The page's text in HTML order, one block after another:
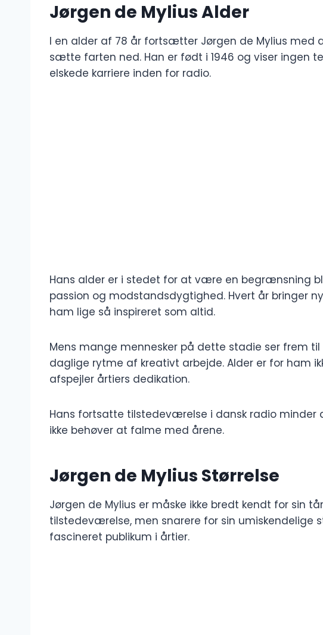
Jørgen de Mylius Alder
I en alder af 78 år fortsætter Jørgen de Mylius med
sætte farten ned. Han er født i 1946 og viser ingen
elskede karriere inden for radio.
Hans alder er i stedet for at være en begrænsning
passion og modstandsdygtighed. Hvert år bringer
ham lige så inspireret som altid.
Mens mange mennesker på dette stadie ser frem
daglige rytme af kreativt arbejde. Alder er for ham
afspejler årtiers dedikation.
Hans fortsatte tilstedeværelse i dansk radio minder
ikke behøver at falme med årene.
Jørgen de Mylius Størrelse
Jørgen de Mylius er måske ikke bredt kendt for sin
tilstedeværelse, men snarere for sin umiskendelige
fascineret publikum i årtier.